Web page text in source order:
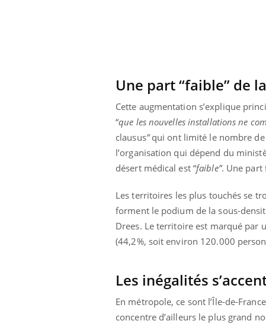
Une part “faible” de
Cette augmentation s’explique
“que les nouvelles installations ne
clausus”qui ont limité le nombre de
l’organisation qui dépend du
désert médical est “faible”. Une part
Les territoires les plus touchés se
forment le podium de la sous-
Drees. Le territoire est marqué par
(44,2%, soit environ 120.000
Les inégalités
En métropole, ce sont l’Île-de-
concentre d’ailleurs le plus grand